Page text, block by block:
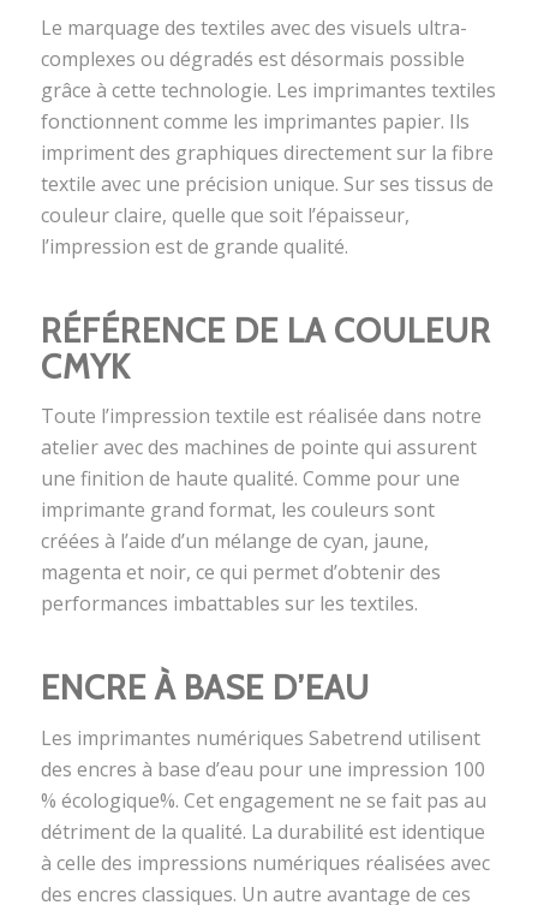
Le marquage des textiles avec des visuels ultra-
complexes ou dégradés est désormais possible
grâce à cette technologie. Les imprimantes textiles
fonctionnent comme les imprimantes papier. Ils
impriment des graphiques directement sur la fibre
textile avec une précision unique. Sur ses tissus de
couleur claire, quelle que soit l’épaisseur,
l’impression est de grande qualité.
RÉFÉRENCE DE LA COULEUR
CMYK
Toute l’impression textile est réalisée dans notre
atelier avec des machines de pointe qui assurent
une finition de haute qualité. Comme pour une
imprimante grand format, les couleurs sont
créées à l’aide d’un mélange de cyan, jaune,
magenta et noir, ce qui permet d’obtenir des
performances imbattables sur les textiles.
ENCRE À BASE D’EAU
Les imprimantes numériques Sabetrend utilisent
des encres à base d’eau pour une impression 100
% écologique%. Cet engagement ne se fait pas au
détriment de la qualité. La durabilité est identique
à celle des impressions numériques réalisées avec
des encres classiques. Un autre avantage de ces